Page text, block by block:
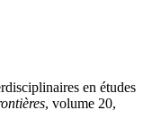
en études
, volume 20,